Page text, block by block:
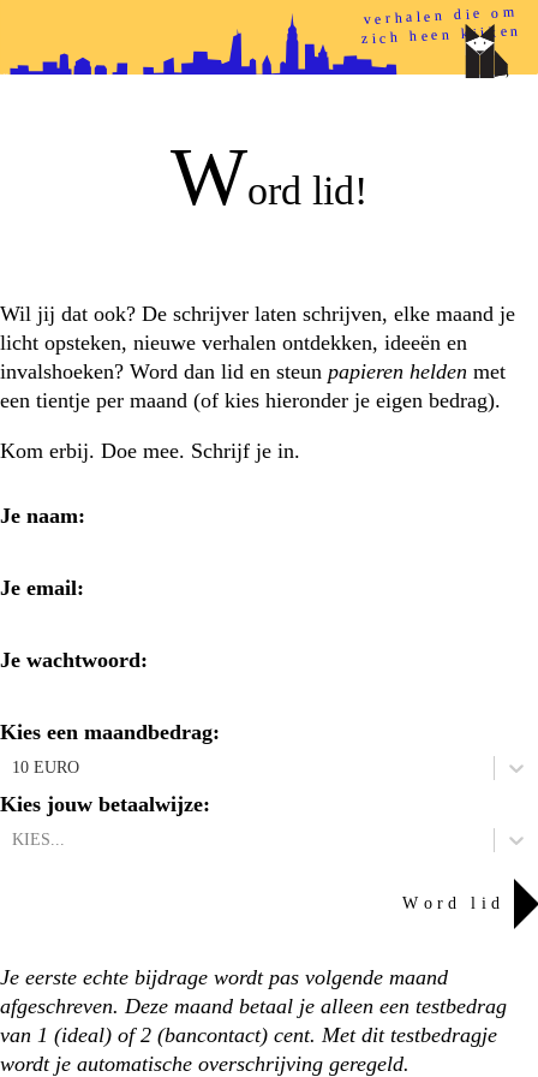
verhalen die om
zich heen kijken
word lid!
Wil jij dat ook? De schrijver laten schrijven, elke maand je
licht opsteken, nieuwe verhalen ontdekken, ideeën en
invalshoeken? Word dan lid en steun papieren helden met
een tientje per maand (of kies hieronder je eigen bedrag).
Kom erbij. Doe mee. Schrijf je in.
je naam:
je email:
je wachtwoord:
Kies een maandbedrag:
10 EURO
kies jouw betaalwijze:
KIES...
word lid
Je eerste echte bijdrage wordt pas volgende maand
afgeschreven. Deze maand betaal je alleen een testbedrag
van 1 (ideal) of 2 (bancontact) cent. Met dit testbedragje
wordt je automatische overschrijving geregeld.